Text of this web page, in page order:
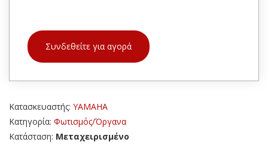
Συνδεθείτε για αγορά
Κατασκευαστής: YAMAHA
Κατηγορία: Φωτισμός/Όργανα
Κατάσταση: Μεταχειρισμένο